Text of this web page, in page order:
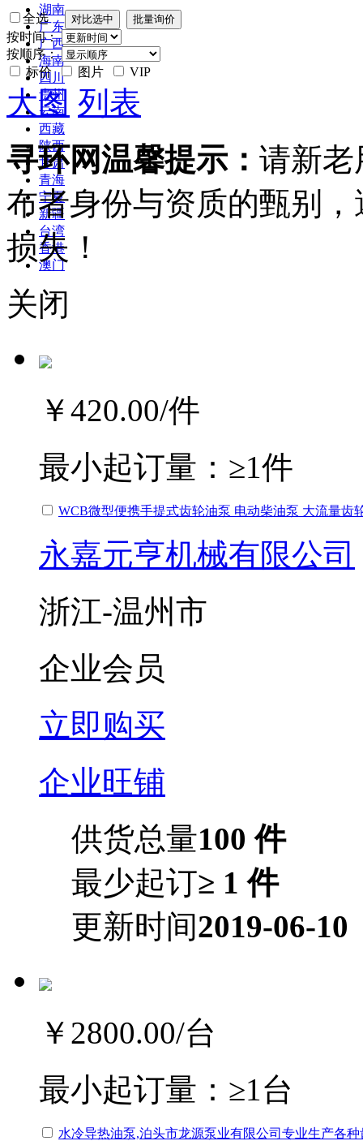
湖南
广东
广西
海南
四川
贵州
云南
西藏
陕西
甘肃
青海
宁夏
新疆
台湾
香港
澳门
全选
按时间：
按顺序：
标价
图片 VIP
大图 列表
寻环网温馨提示： 请新老
布者身份与资质的甄别
损失！
关闭
￥420.00/件
最小起订量： ≥1件
WCB微型便携手提式齿轮油泵 电动柴油泵 大流量齿
永嘉元亨机械有限公司
浙江-温州市
企业会员
立即购买
企业旺铺
供货总量100 件
最少起订≥ 1 件
更新时间2019-06-10
￥2800.00/台
最小起订量： ≥1台
水冷导热油泵,泊头市龙源泵业有限公司专业生产各种